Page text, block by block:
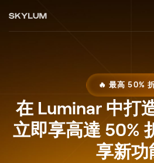
🔥 最高 50%
在 Luminar 中打
立即享高達 50%
享新功